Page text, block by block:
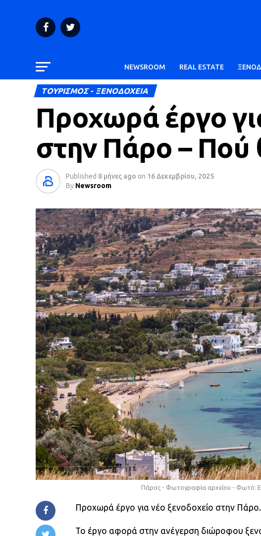
NEWSROOM REAL ESTATE
ΤΟΥΡΙΣΜΟΣ - ΞΕΝΟΔΟΧΕΙΑ
Προχωρά έργο
στην Πάρο – Πού
Published 8 μήνες ago on 16 Δεκεμβρίου, 2025
By Newsroom
Πάρος - Φωτογραφία αρχείου - Φωτό:
Προχωρά έργο για νέο ξενοδοχείο στην Πάρο.
Το έργο αφορά στην ανέγερση διώροφου